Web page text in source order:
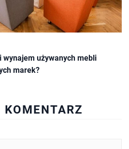
używanych mebli
marek?
KOMENTARZ